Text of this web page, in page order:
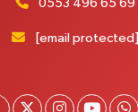
0553 496 65 69
[email protected]